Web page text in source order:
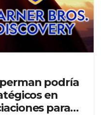
podría
en
para